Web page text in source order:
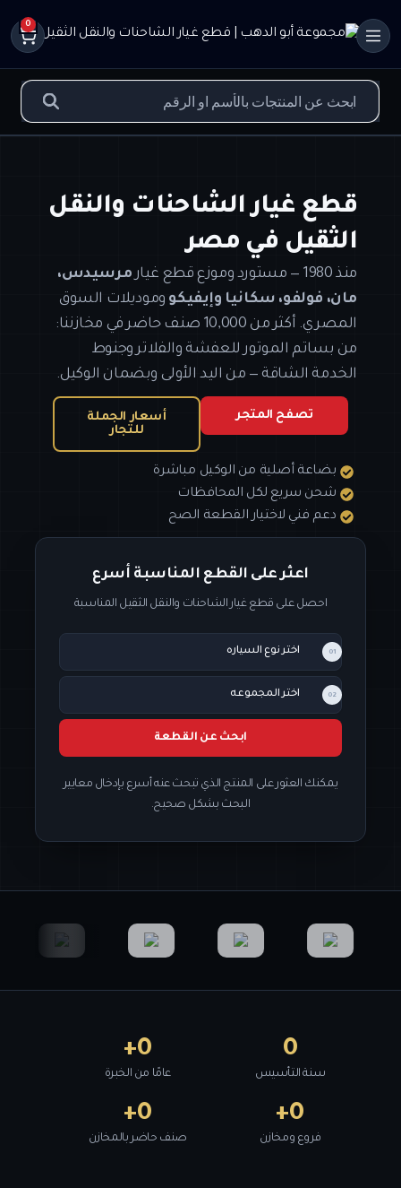
0
قطع غيار الشاحنات والنقل
الثقيل في مصر
منذ 1980 — مستورد وموزع قطع غيار
مرسيدس،
مان، فولفو، سكانيا وإيفيكووموديلات السوق
المصري. أكثر من 10,000 صنف حاضر في مخازننا:
من بساتم الموتور للعفشة والفلاتر وجنوط
الخدمة الشاقة — من اليد الأولى وبضمان الوكيل.
تصفح المتجر
أسعار الجملة
للتجار
بضاعة أصلية من الوكيل مباشرة
شحن سريع لكل المحافظات
دعم فني لاختيار القطعة الصح
اعثر على القطع المناسبة أسرع
احصل على قطع غيار الشاحنات والنقل الثقيل المناسبة
01
02
ابحث عن القطعة
يمكنك العثور على المنتج الذي تبحث عنه أسرع بإدخال معايير
البحث بشكل صحيح.
سنة التأسيس
0
عامًا من الخبرة
0
+
فروع ومخازن
0
+
صنف حاضر بالمخازن
0
+